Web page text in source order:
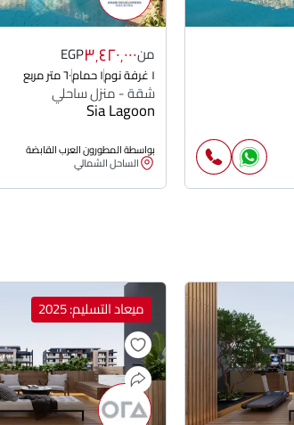
من٣٬٤٢٠٬٠٠٠EGP
١ غرفة نوم ١ حمام ٦٠ متر مربع
شقة - منزل ساحلي
Sia Lagoon
بواسطة المطورون العرب القابضة
الساحل الشمالي
ميعاد التسليم: 2025